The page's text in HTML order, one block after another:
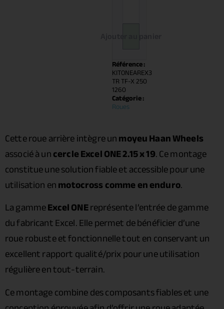
Référence :
KITONEAREX3
TR TF-X 250
1260
Catégorie :
Roues
Cette roue arrière intègre unmoyeu Haan Wheels
associé à uncercle Excel ONE 2.15 x 19. Ce montage
constitue une solution fiable et accessible pour une
utilisation enmotocross comme en enduro.
La gammeExcel ONEreprésente l’entrée de gamme
du fabricant Excel. Elle permet de bénéficier d’une
roue robuste et fonctionnelle tout en conservant un
excellent rapport qualité/prix pour une utilisation
régulière en tout-terrain.
Ce montage combine des composants fiables et une